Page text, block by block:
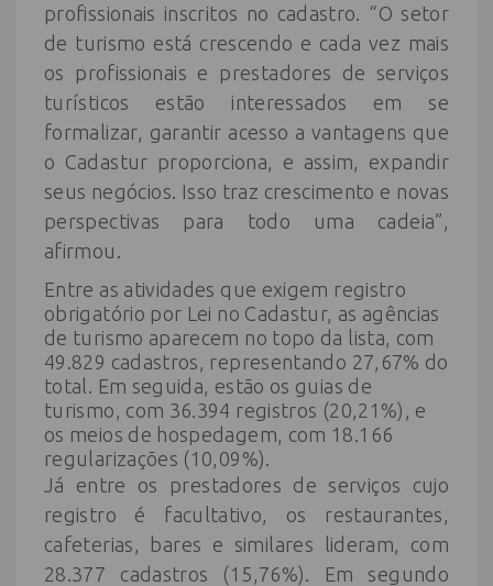
profissionais inscritos no cadastro. “O setor
de turismo está crescendo e cada vez mais
os profissionais e prestadores de serviços
turísticos estão interessados em se
formalizar, garantir acesso a vantagens que
o Cadastur proporciona, e assim, expandir
seus negócios. Isso traz crescimento e novas
perspectivas para todo uma cadeia”,
afirmou.
Entre as atividades que exigem registro
obrigatório por Lei no Cadastur, as agências
de turismo aparecem no topo da lista, com
49.829 cadastros, representando 27,67% do
total. Em seguida, estão os guias de
turismo, com 36.394 registros (20,21%), e
os meios de hospedagem, com 18.166
regularizações (10,09%).
Já entre os prestadores de serviços cujo
registro é facultativo, os restaurantes,
cafeterias, bares e similares lideram, com
28.377 cadastros (15,76%). Em segundo